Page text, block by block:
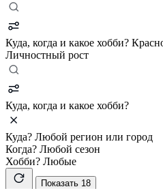
Куда, когда и какое хобби?
Личностный рост
Куда, когда и какое хобби?
Куда? Любой регион или город
Когда? Любой сезон
Хобби? Любые
Показать 18